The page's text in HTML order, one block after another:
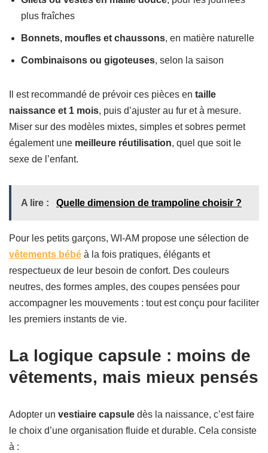
plus fraîches
Bonnets, moufles et chaussons, en matière naturelle
Combinaisons ou gigoteuses, selon la saison
Il est recommandé de prévoir ces pièces en taille
naissance et 1 mois, puis d’ajuster au fur et à mesure.
Miser sur des modèles mixtes, simples et sobres permet
également une meilleure réutilisation, quel que soit le
sexe de l’enfant.
A lire : Quelle ⁢dimension‍ de trampoline choisir ?
Pour les petits garçons, WI-AM propose une sélection de
vêtements bébé à la fois pratiques, élégants et
respectueux de leur besoin de confort. Des couleurs
neutres, des formes amples, des coupes pensées pour
accompagner les mouvements : tout est conçu pour faciliter
les premiers instants de vie.
La logique capsule : moins de
vêtements, mais mieux pensés
Adopter un vestiaire capsule dès la naissance, c’est faire
le choix d’une organisation fluide et durable. Cela consiste
à :